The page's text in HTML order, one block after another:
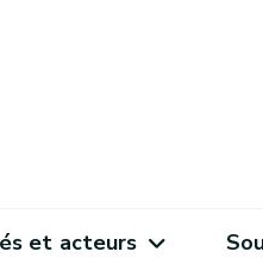
et acteurs